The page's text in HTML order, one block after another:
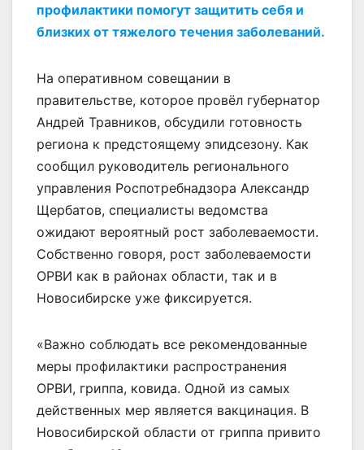
профилактики помогут защитить себя и
близких от тяжелого течения заболеваний.
На оперативном совещании в
правительстве, которое провёл губернатор
Андрей Травников, обсудили готовность
региона к предстоящему эпидсезону. Как
сообщил руководитель регионального
управления Роспотребнадзора Александр
Щербатов, специалисты ведомства
ожидают вероятный рост заболеваемости.
Собственно говоря, рост заболеваемости
ОРВИ как в районах области, так и в
Новосибирске уже фиксируется.
«Важно соблюдать все рекомендованные
меры профилактики распространения
ОРВИ, гриппа, ковида. Одной из самых
действенных мер является вакцинация. В
Новосибирской области от гриппа привито